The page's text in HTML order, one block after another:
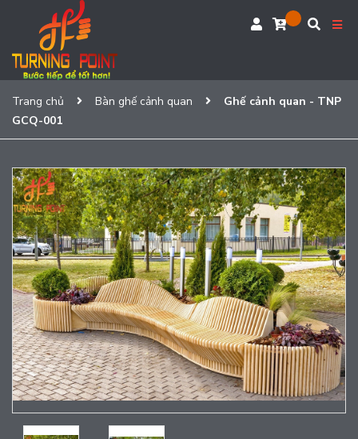
Trang chủ Bàn ghế cảnh quan
Ghế cảnh quan - TNP
GCQ-001